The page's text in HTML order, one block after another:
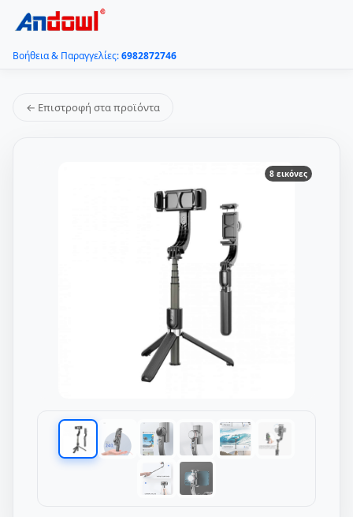
Βοήθεια & Παραγγελίες:6982872746
← Επιστροφή στα προϊόντα
8 εικόνες